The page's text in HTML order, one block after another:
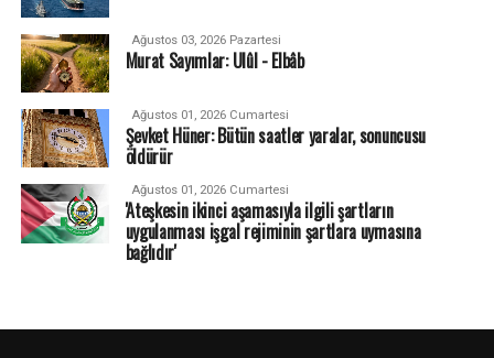
Ağustos 03, 2026 Pazartesi
Murat Sayımlar: Ulûl - Elbâb
Ağustos 01, 2026 Cumartesi
Şevket Hüner: Bütün saatler yaralar, sonuncusu
öldürür
Ağustos 01, 2026 Cumartesi
'Ateşkesin ikinci aşamasıyla ilgili şartların
uygulanması işgal rejiminin şartlara uymasına
bağlıdır'